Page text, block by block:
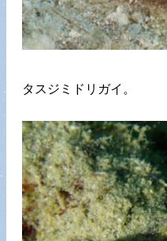
タスジミドリガイ。